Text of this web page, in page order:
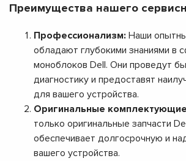
Преимущества нашего
Профессионализм: Наши
обладают глубокими знаниями в
моноблоков Dell. Они проведут
диагностику и предоставят
для вашего устройства.
Оригинальные
только оригинальные запчасти
обеспечивает долгосрочную и
вашего устройства.